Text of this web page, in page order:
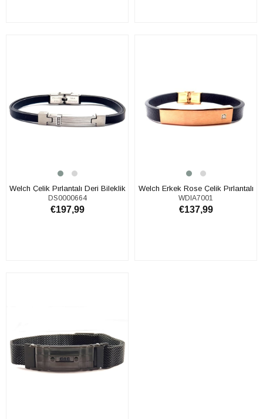
Welch Çelik Pırlantalı Deri Bileklik
DS0000664
€197,99
Welch Erkek Rose Çelik Pırlantalı
Bileklik
WDIA7001
€137,99